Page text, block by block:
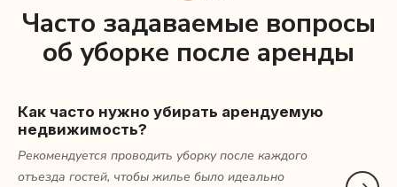
Часто задаваемые вопросы
об уборке после аренды
Как часто нужно убирать арендуемую
недвижимость?
Рекомендуется проводить уборку после каждого
отъезда гостей, чтобы жилье было идеально